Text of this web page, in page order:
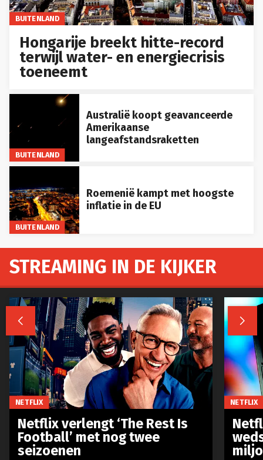
BUITENLAND
Hongarije breekt hitte-record
terwijl water- en energiecrisis
toeneemt
BUITENLAND
Australië koopt geavanceerde
Amerikaanse
langeafstandsraketten
BUITENLAND
Roemenië kampt met hoogste
inflatie in de EU
STREAMING IN DE KIJKER
 
NETFLIX
Netflix verlengt ‘The Rest Is
Football’ met nog twee
seizoenen
NETFLIX